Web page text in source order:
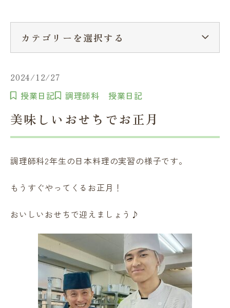
卒業生の方へ在学生へ一般の方へ（教室・講習会）
2024/12/27
授業日記 調理師科 授業日記
美味しいおせちでお正月
調理師科2年生の日本料理の実習の様子です。
もうすぐやってくるお正月！
おいしいおせちで迎えましょう♪
カテゴリーを選択する